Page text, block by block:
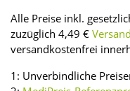
Alle Preise inkl.
zuzüglich 4,49 €
versandkostenfrei
1: Unverbindliche